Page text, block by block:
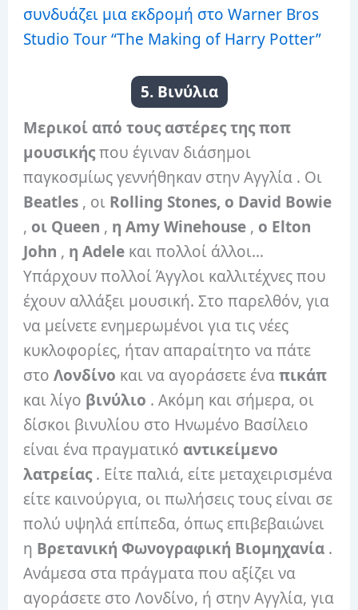
συνδυάζει μια εκδρομή στο Warner Bros
Studio Tour “The Making of Harry Potter”
5. Βινύλια
Μερικοί από τους αστέρες της ποπ
μουσικήςπου έγιναν διάσημοι
παγκοσμίως γεννήθηκαν στην Αγγλία . Οι
Beatles , οι Rolling Stones, ο David Bowie
, οι Queen , η Amy Winehouse , ο Elton
John , η Adele και πολλοί άλλοι…
Υπάρχουν πολλοί Άγγλοι καλλιτέχνες που
έχουν αλλάξει μουσική. Στο παρελθόν, για
να μείνετε ενημερωμένοι για τις νέες
κυκλοφορίες, ήταν απαραίτητο να πάτε
στοΛονδίνο και να αγοράσετε έναπικάπ
και λίγο βινύλιο . Ακόμη και σήμερα, οι
δίσκοι βινυλίου στο Ηνωμένο Βασίλειο
είναι ένα πραγματικό αντικείμενο
λατρείας. Είτε παλιά, είτε μεταχειρισμένα
είτε καινούργια, οι πωλήσεις τους είναι σε
πολύ υψηλά επίπεδα, όπως επιβεβαιώνει
η Βρετανική Φωνογραφική Βιομηχανία .
Ανάμεσα στα πράγματα που αξίζει να
αγοράσετε στο Λονδίνο, ή στην Αγγλία, για